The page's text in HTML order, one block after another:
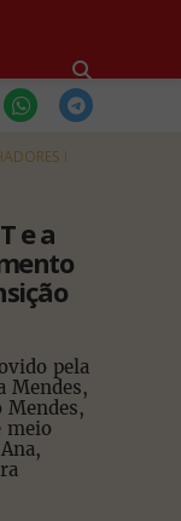
e a
pela
Mendes,
meio